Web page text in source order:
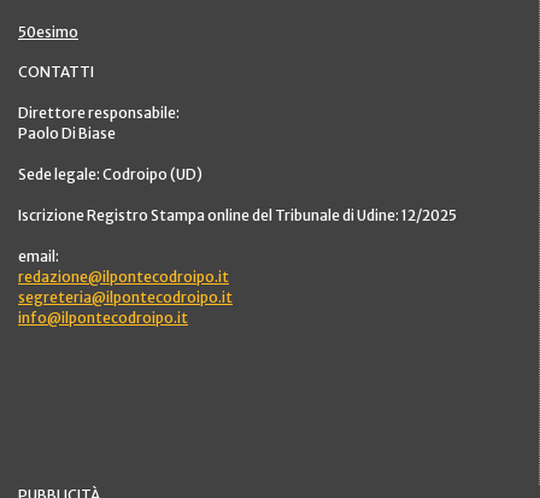
50esimo
CONTATTI
Direttore responsabile:
Paolo Di Biase
Sede legale: Codroipo (UD)
Iscrizione Registro Stampa online del Tribunale di Udine: 12/2025
email:
redazione@ilpontecodroipo.it
segreteria@ilpontecodroipo.it
info@ilpontecodroipo.it